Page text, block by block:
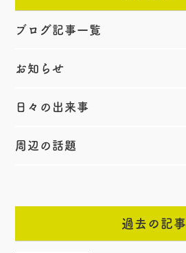
ブログ記事一覧
お知らせ
日々の出来事
周辺の話題
過去の記事